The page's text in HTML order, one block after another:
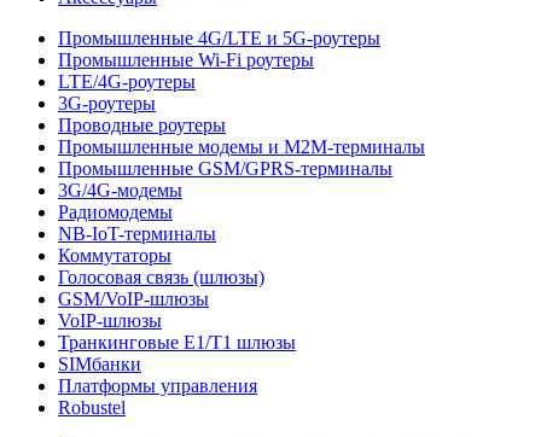
Промышленные 4G/LTE и 5G-роутеры
Промышленные Wi-Fi роутеры
LTE/4G-роутеры
3G-роутеры
Проводные роутеры
Промышленные модемы и M2M-терминалы
Промышленные GSM/GPRS-терминалы
3G/4G-модемы
Радиомодемы
NB-IoT-терминалы
Коммутаторы
Голосовая связь (шлюзы)
GSM/VoIP-шлюзы
VoIP-шлюзы
Транкинговые E1/T1 шлюзы
SIMбанки
Платформы управления
Robustel